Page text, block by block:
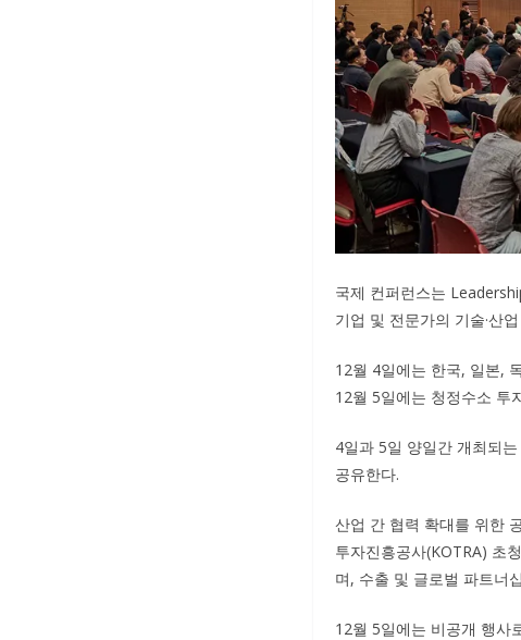
국제 컨퍼런스는
기업 및 전문가의 기술·산
12월 4일에는 한국, 일본,
12월 5일에는 청정수소 투
4일과 5일 양일간 개최되
공유한다.
산업 간 협력 확대를 위한
투자진흥공사(KOTRA) 초
며, 수출 및 글로벌 파트너
12월 5일에는 비공개 행사